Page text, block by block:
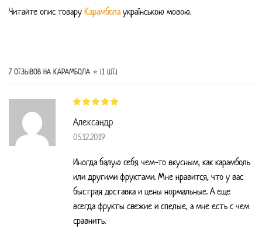
Читайте опис товаруКарамболаукраїнською мовою.
7 ОТЗЫВОВ НА КАРАМБОЛА ⭐ (1 ШТ.)
Александр
05.12.2019
Иногда балую себя чем-то вкусным, как карамболь
или другими фруктами. Мне нравится, что у вас
быстрая доставка и цены нормальные. А еще
всегда фрукты свежие и спелые, а мне есть с чем
сравнить.